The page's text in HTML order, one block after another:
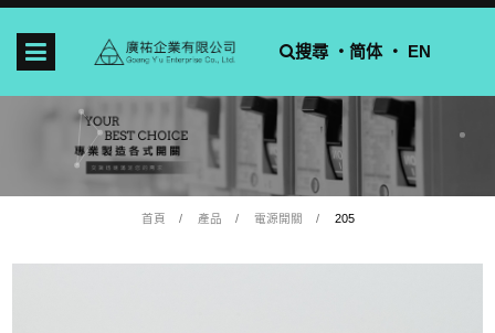
搜尋 ‧ 简体‧ EN
首頁 產品 電源開關 205